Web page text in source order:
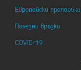
Европейски препоръки
Полезни връзки
COVID-19